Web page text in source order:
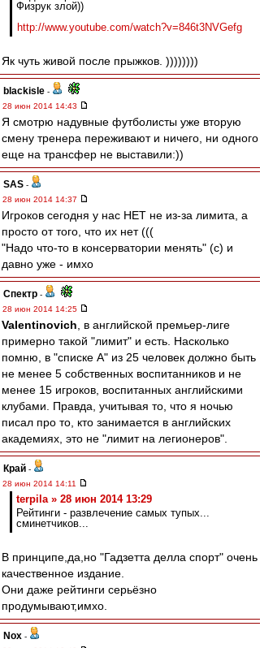
Физрук злой))
http://www.youtube.com/watch?v=846t3NVGefg
Як чуть живой после прыжков. ))))))))
blackisle -
28 июн 2014 14:43
Я смотрю надувные футболисты уже вторую
смену тренера переживают и ничего, ни одного
еще на трансфер не выставили:))
SAS -
28 июн 2014 14:37
Игроков сегодня у нас НЕТ не из-за лимита, а
просто от того, что их нет (((
"Надо что-то в консерватории менять" (c) и
давно уже - имхо
Спектр -
28 июн 2014 14:25
Valentinovich , в английской премьер-лиге
примерно такой "лимит" и есть. Насколько
помню, в "списке А" из 25 человек должно быть
не менее 5 собственных воспитанников и не
менее 15 игроков, воспитанных английскими
клубами. Правда, учитывая то, что я ночью
писал про то, кто занимается в английских
академиях, это не "лимит на легионеров".
Край -
28 июн 2014 14:11
terpila » 28 июн 2014 13:29
Рейтинги - развлечение самых тупых...
сминетчиков...
В принципе,да,но "Гадзетта делла спорт" очень
качественное издание.
Они даже рейтинги серьёзно
продумывают,имхо.
Nox -